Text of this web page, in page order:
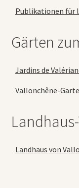
Publikationen für
Gärten
Jardins de
Vallonchêne-
Landhaus von